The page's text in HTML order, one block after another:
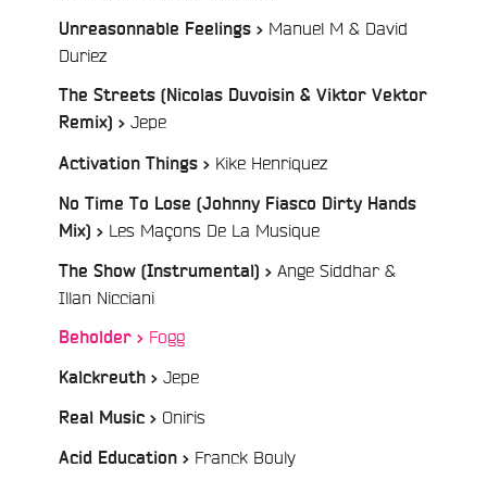
Unreasonnable Feelings > Manuel M & David
Duriez/
The Streets (Nicolas Duvoisin & Viktor Vektor
Remix) > Jepe/
Activation Things > Kike Henriquez/
No Time To Lose (Johnny Fiasco Dirty Hands
Mix) > Les Maçons De La Musique/
The Show (Instrumental) > Ange Siddhar &
Illan Nicciani/
Beholder > Fogg/
Kalckreuth > Jepe/
Real Music > Oniris/
Acid Education > Franck Bouly/